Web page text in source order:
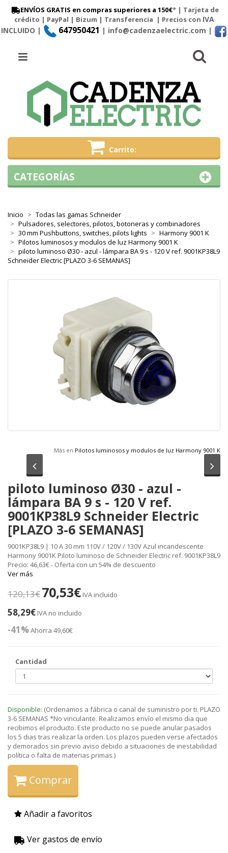
ENVÍOS GRATIS en compras superiores a 150€* | Tarjeta de
crédito | PayPal | Bizum | Transferencia | Precios con IVA
INCLUIDO |
647950421 | info@cadenzaelectric.com |
Carrito
Menú
Inicio
Todas las gamas Schneider
Pulsadores, selectores, pilotos, botoneras y combinadores
30 mm Pushbuttons, switches, pilots lights
Harmony 9001 K
Pilotos luminosos y modulos de luz Harmony 9001 K
piloto luminoso Ø30 - azul - lámpara BA 9 s - 120 V ref. 9001KP38L9
Schneider Electric [PLAZO 3-6 SEMANAS]
Más en Pilotos luminosos y modulos de luz Harmony 9001 K
Anterior
piloto luminoso Ø30 - azul -
lámpara BA 9 s - 120 V ref.
9001KP38L9 Schneider Electric
[PLAZO 3-6 SEMANAS]
9001KP38L9 | 10 A 30 mm 110V / 120V / 130V Azul incandescente
Harmony 9001K Piloto luminoso de Schneider Electric ref. 9001KP38L9
Precio: 46,63€ - Oferta con un 54% de descuento
Ver más
120,13€70,53€ IVA incluido
58,29€ IVA no incluido
-41%Ahorra 49,60€
Cantidad
Disponible: (Ordenamos a fábrica o canal de suministro por ti. PLAZO
3-6 SEMANAS *No vinculante. Realizamos envío el mismo dia que
recibimos el producto. Este producto no se puede anular pasados
los 5 dias tras realizar la orden. Los plazos pueden verse afectados
y demorados sin previo aviso debido a situaciones de inestabilidad
política o falta de materias primas.)
Comprar
Añadir a favoritos
Ver gastos de envío
CATEGORÍAS